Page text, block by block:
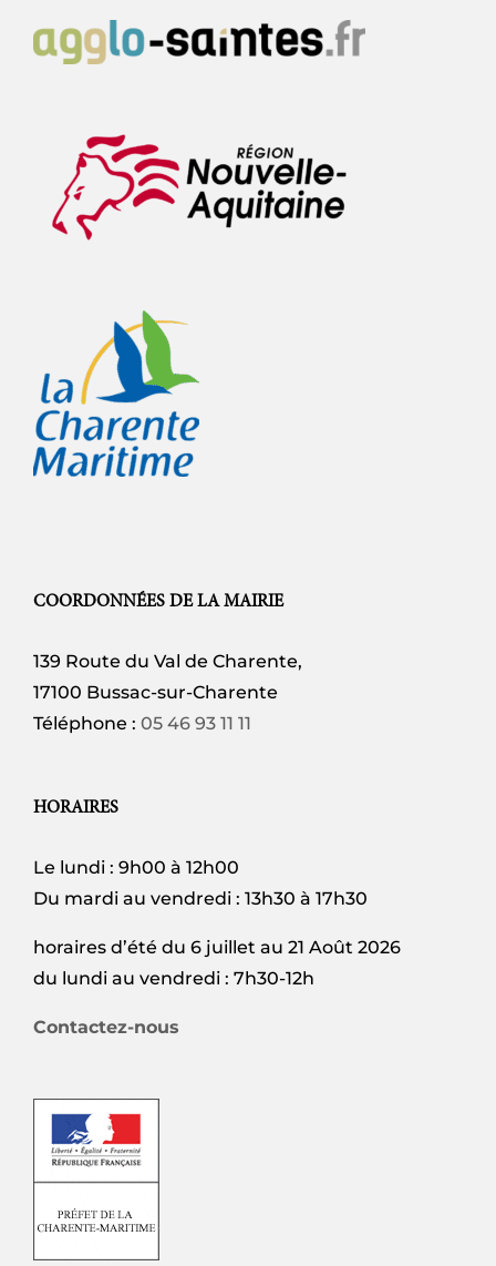
COORDONNÉES DE LA MAIRIE
139 Route du Val de Charente,
17100 Bussac-sur-Charente
Téléphone : 05 46 93 11 11
HORAIRES
Le lundi : 9h00 à 12h00
Du mardi au vendredi : 13h30 à 17h30
horaires d’été du 6 juillet au 21 Août 2026
du lundi au vendredi : 7h30-12h
Contactez-nous